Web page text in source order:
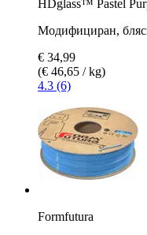
HDglass™ Pastel
Модифициран,
€ 34,99
(€ 46,65 / kg)
4.3 (6)
Formfutura